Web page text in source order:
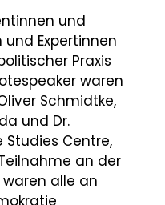
und
und Expertinnen
Praxis
waren
Schmidtke,
und Dr.
Studies Centre,
an der
alle an